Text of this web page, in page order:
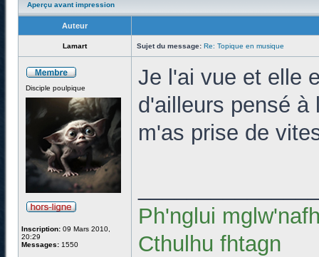
Aperçu avant impression
Auteur
Lamart Sujet du message: Re: Topique en musique
Disciple poulpique
Inscription: 09 Mars 2010,
20:29
Messages: 1550
Je l'ai vue et elle
d'ailleurs pensé à
m'as prise de
Ph'nglui
Cthulhu fhtagn